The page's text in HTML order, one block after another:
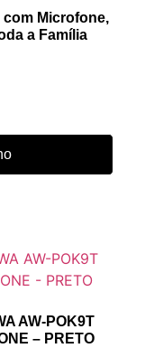
Microfone,
a Família
AW-POK9T
– PRETO